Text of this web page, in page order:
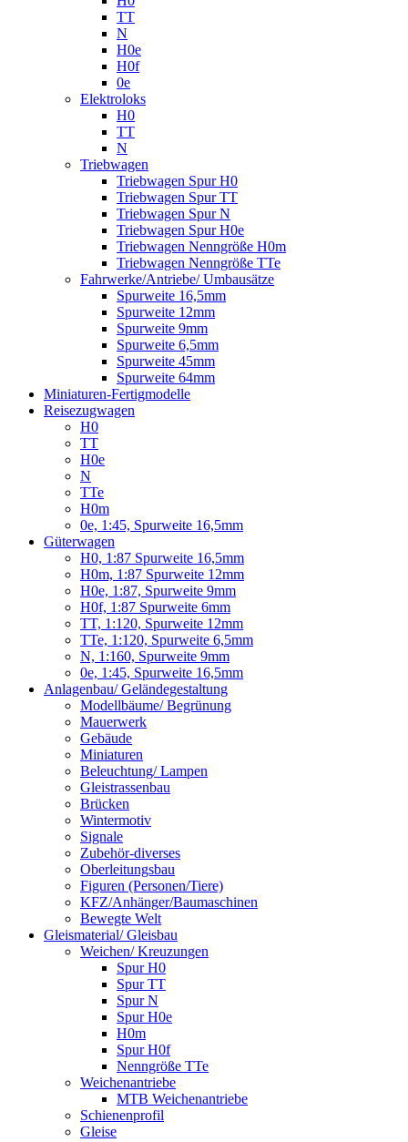
TT
N
H0e
H0f
0e
Elektroloks
H0
TT
N
Triebwagen
Triebwagen Spur H0
Triebwagen Spur TT
Triebwagen Spur N
Triebwagen Spur H0e
Triebwagen Nenngröße H0m
Triebwagen Nenngröße TTe
Fahrwerke/Antriebe/ Umbausätze
Spurweite 16,5mm
Spurweite 12mm
Spurweite 9mm
Spurweite 6,5mm
Spurweite 45mm
Spurweite 64mm
Miniaturen-Fertigmodelle
Reisezugwagen
H0
TT
H0e
N
TTe
H0m
0e, 1:45, Spurweite 16,5mm
Güterwagen
H0, 1:87 Spurweite 16,5mm
H0m, 1:87 Spurweite 12mm
H0e, 1:87, Spurweite 9mm
H0f, 1:87 Spurweite 6mm
TT, 1:120, Spurweite 12mm
TTe, 1:120, Spurweite 6,5mm
N, 1:160, Spurweite 9mm
0e, 1:45, Spurweite 16,5mm
Anlagenbau/ Geländegestaltung
Modellbäume/ Begrünung
Mauerwerk
Gebäude
Miniaturen
Beleuchtung/ Lampen
Gleistrassenbau
Brücken
Wintermotiv
Signale
Zubehör-diverses
Oberleitungsbau
Figuren (Personen/Tiere)
KFZ/Anhänger/Baumaschinen
Bewegte Welt
Gleismaterial/ Gleisbau
Weichen/ Kreuzungen
Spur H0
Spur TT
Spur N
Spur H0e
H0m
Spur H0f
Nenngröße TTe
Weichenantriebe
MTB Weichenantriebe
Schienenprofil
Gleise